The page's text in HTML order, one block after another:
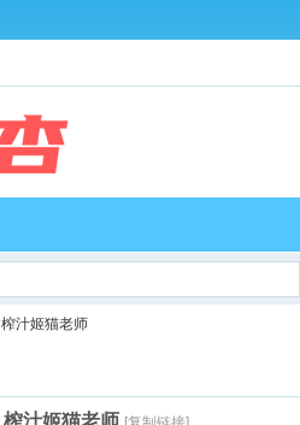
榨汁姬猫老师
榨汁姬猫老师